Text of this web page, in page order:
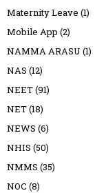
Maternity Leave (1)
Mobile App (2)
NAMMA ARASU (1)
NAS (12)
NEET(91)
NET(18)
NEWS (6)
NHIS (50)
NMMS (35)
NOC (8)